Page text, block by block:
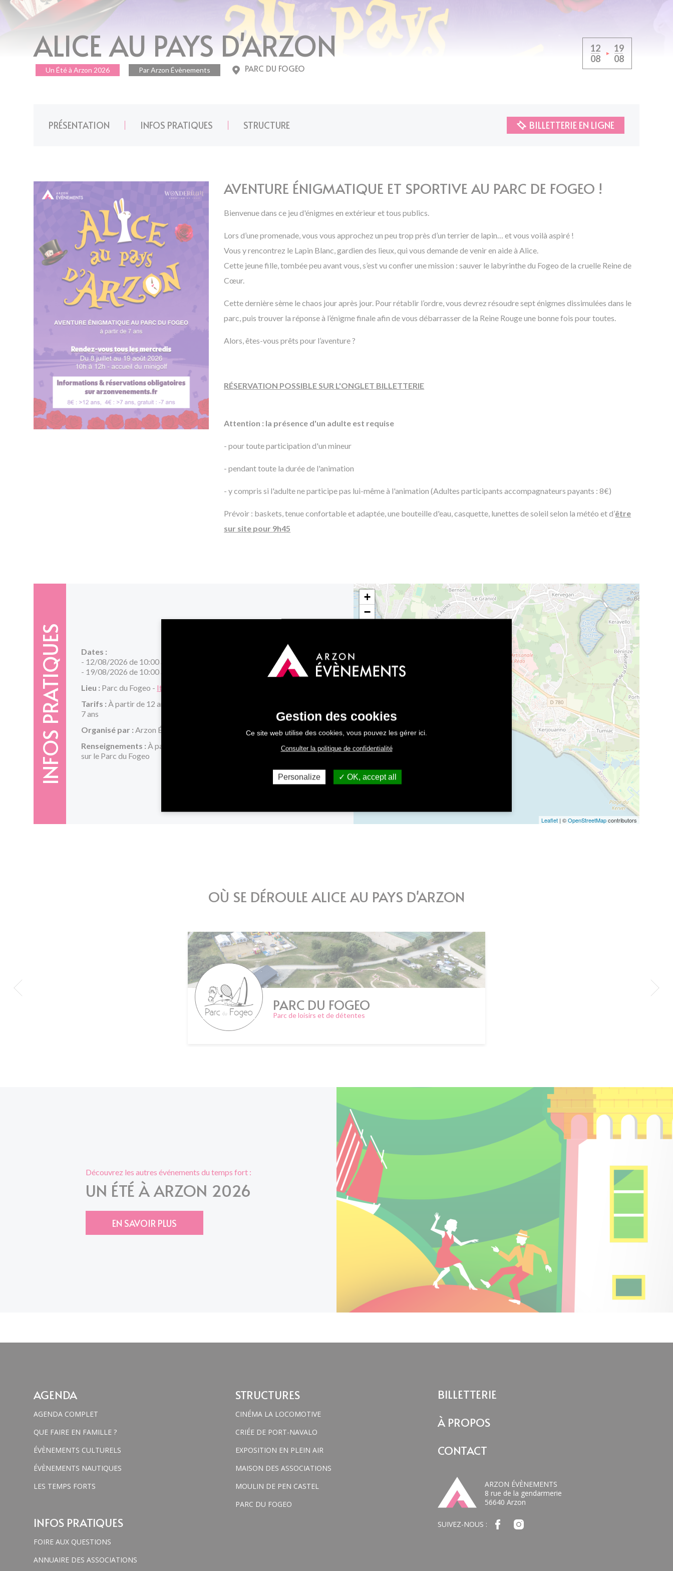
ALICE AU PAYS D'ARZON
Un Été à Arzon 2026 Par Arzon Évènements PARC DU FOGEO
12
08
19
08
PRÉSENTATION INFOS PRATIQUES STRUCTURE BILLETTERIE EN LIGNE
AVENTURE ÉNIGMATIQUE ET SPORTIVE AU PARC DE FOGEO !
Bienvenue dans ce jeu d'énigmes en extérieur et tous publics.
Lors d’une promenade, vous vous approchez un peu trop près d’un terrier de lapin… et vous voilà aspiré !
Vous y rencontrez le Lapin Blanc, gardien des lieux, qui vous demande de venir en aide à Alice.
Cette jeune fille, tombée peu avant vous, s’est vu confier une mission : sauver le labyrinthe du Fogeo de la cruelle Reine de
Cœur.
Cette dernière sème le chaos jour après jour. Pour rétablir l’ordre, vous devrez résoudre sept énigmes dissimulées dans le
parc, puis trouver la réponse à l’énigme finale afin de vous débarrasser de la Reine Rouge une bonne fois pour toutes.
Alors, êtes-vous prêts pour l’aventure ?
RÉSERVATION POSSIBLE SUR L'ONGLET BILLETTERIE
Attention : la présence d'un adulte est requise
- pour toute participation d'un mineur
- pendant toute la durée de l'animation
- y compris si l'adulte ne participe pas lui-même à l'animation (Adultes participants accompagnateurs payants : 8€)
Prévoir : baskets, tenue confortable et adaptée, une bouteille d'eau, casquette, lunettes de soleil selon la météo et d’être
sur site pour 9h45
INFOS PRATIQUES
Dates :
- 12/08/2026 de 10:00 à 12:00
- 19/08/2026 de 10:00 à 12:00
Lieu : Parc du Fogeo - Itinéraire
Tarifs : À partir de 12 ans : 8€ | À partir de 7 ans : 4€ | Gratuité pour les - de
7 ans
Organisé par : Arzon Évènements
Renseignements : À partir de 7 ans | Rendez-vous au niveau du minigolfe
sur le Parc du Fogeo
+
−
Leaflet| ©OpenStreetMapcontributors
OÙ SE DÉROULE ALICE AU PAYS D'ARZON
PARC DU FOGEO
Parc de loisirs et de détentes
Découvrez les autres événements du temps fort :
UN ÉTÉ À ARZON 2026
EN SAVOIR PLUS
AGENDA
AGENDA COMPLET
QUE FAIRE EN FAMILLE ?
ÉVÈNEMENTS CULTURELS
ÉVÈNEMENTS NAUTIQUES
LES TEMPS FORTS
INFOS PRATIQUES
FOIRE AUX QUESTIONS
ANNUAIRE DES ASSOCIATIONS
STRUCTURES
CINÉMA LA LOCOMOTIVE
CRIÉE DE PORT-NAVALO
EXPOSITION EN PLEIN AIR
MAISON DES ASSOCIATIONS
MOULIN DE PEN CASTEL
PARC DU FOGEO
BILLETTERIE
À PROPOS
CONTACT
ARZON ÉVÈNEMENTS
8 rue de la gendarmerie
56640 Arzon
SUIVEZ-NOUS :
Gestion des cookies
Ce site web utilise des cookies, vous pouvez les gérer ici.
Consulter la politique de confidentialité
Personalize OK, accept all